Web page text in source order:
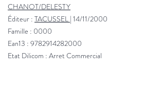
CHANOT/DELESTY
Éditeur : TACUSSEL | 14/11/2000
Famille : 0000
Ean13 : 9782914282000
Etat Dilicom : Arret Commercial